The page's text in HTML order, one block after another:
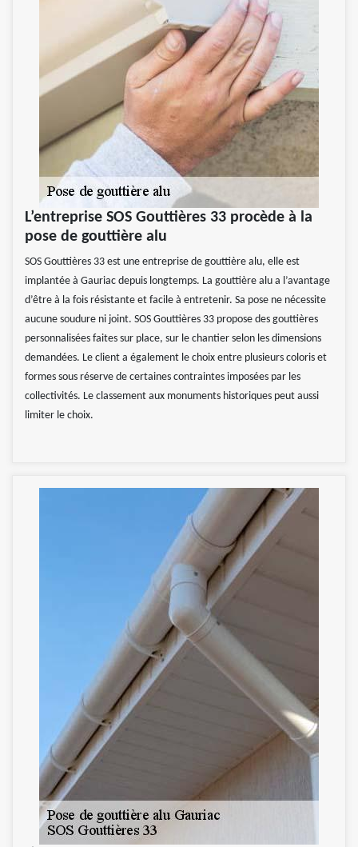
L’entreprise SOS Gouttières 33 procède à la
pose de gouttière alu
SOS Gouttières 33 est une entreprise de gouttière alu, elle est
implantée à Gauriac depuis longtemps. La gouttière alu a l’avantage
d’être à la fois résistante et facile à entretenir. Sa pose ne nécessite
aucune soudure ni joint. SOS Gouttières 33 propose des gouttières
personnalisées faites sur place, sur le chantier selon les dimensions
demandées. Le client a également le choix entre plusieurs coloris et
formes sous réserve de certaines contraintes imposées par les
collectivités. Le classement aux monuments historiques peut aussi
limiter le choix.